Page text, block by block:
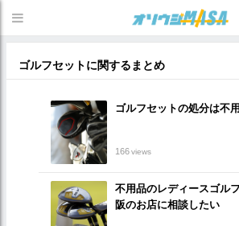
ゴルフセットに関するまとめ
ゴルフセットの処分は不
166views
不用品のレディースゴル
阪のお店に相談したい